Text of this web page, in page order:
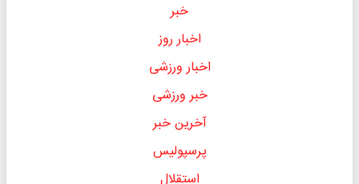
خبر
اخبار روز
اخبار ورزشی
خبر ورزشی
آخرین خبر
پرسپولیس